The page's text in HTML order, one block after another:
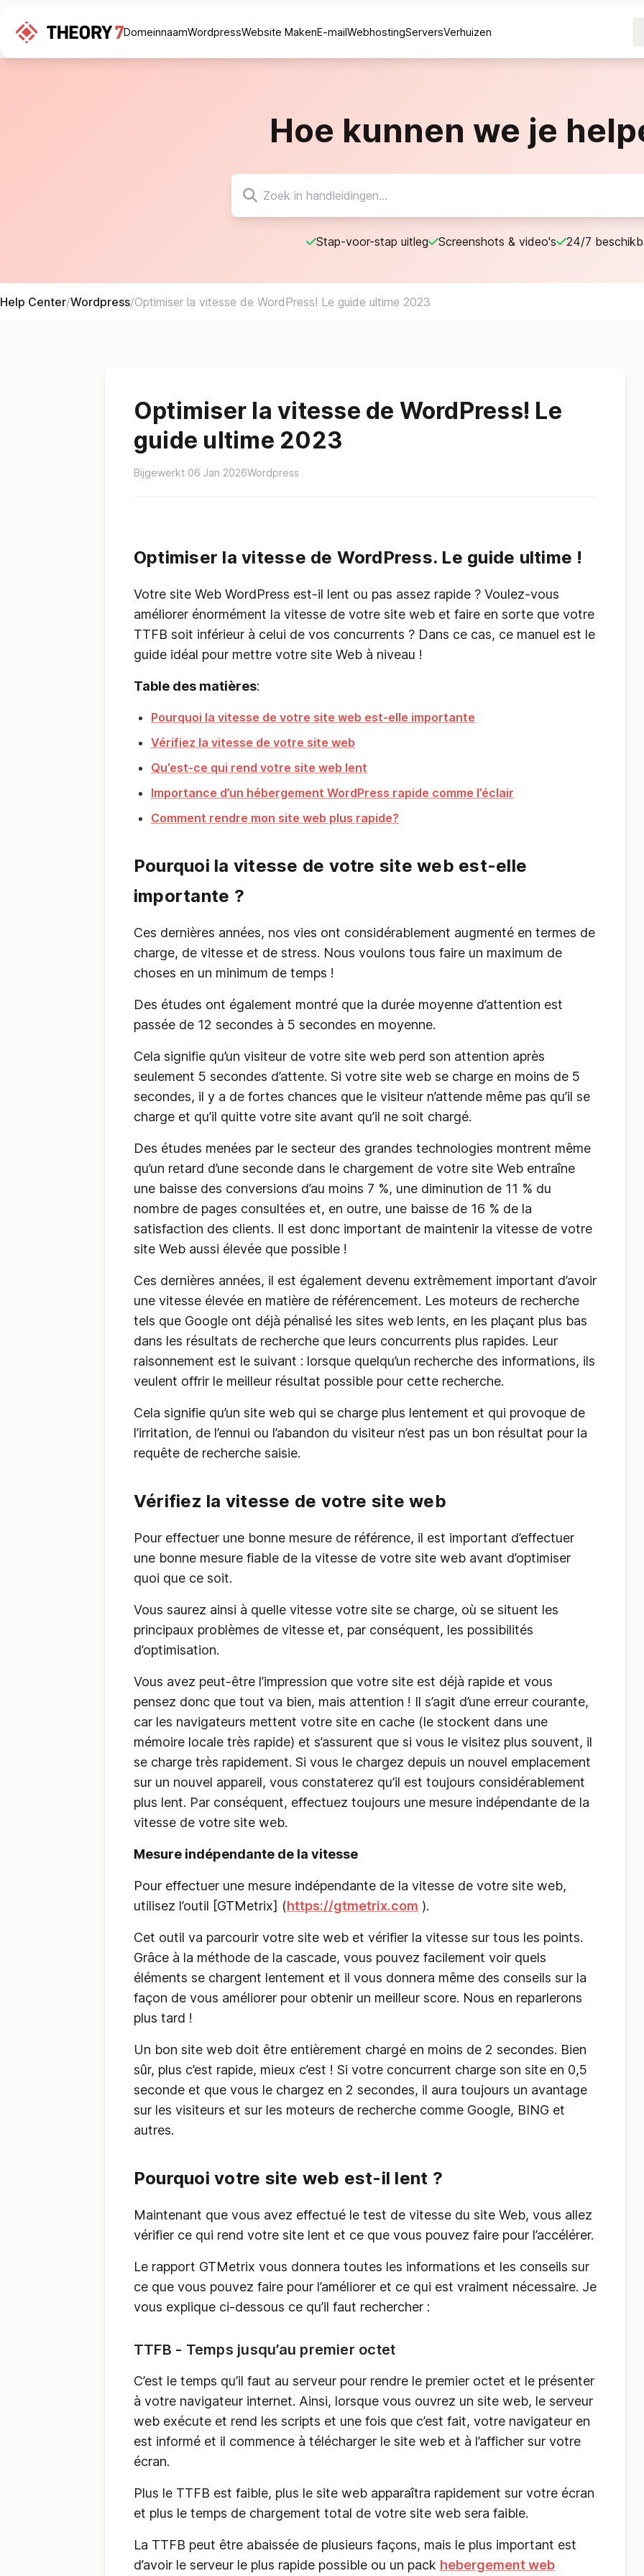
DomeinnaamWordpressWebsite MakenE-mailWebhostingServersVerhuizen
Hoe kunnen we je
Stap-voor-stap uitleg Screenshots & video's 24/7
Help Center/Wordpress/Optimiser la vitesse de WordPress! Le guide ultime 2023
Optimiser la vitesse de WordPress! Le
guide ultime 2023
Bijgewerkt 06 Jan 2026Wordpress
Optimiser la vitesse de WordPress. Le guide ultime !
Votre site Web WordPress est-il lent ou pas assez rapide ? Voulez-vous
améliorer énormément la vitesse de votre site web et faire en sorte que votre
TTFB soit inférieur à celui de vos concurrents ? Dans ce cas, ce manuel est le
guide idéal pour mettre votre site Web à niveau !
Table des matières:
Pourquoi la vitesse de votre site web est-elle importante
Vérifiez la vitesse de votre site web
Qu’est-ce qui rend votre site web lent
Importance d’un hébergement WordPress rapide comme l’éclair
Comment rendre mon site web plus rapide?
Pourquoi la vitesse de votre site web est-elle
importante ?
Ces dernières années, nos vies ont considérablement augmenté en termes de
charge, de vitesse et de stress. Nous voulons tous faire un maximum de
choses en un minimum de temps !
Des études ont également montré que la durée moyenne d’attention est
passée de 12 secondes à 5 secondes en moyenne.
Cela signifie qu’un visiteur de votre site web perd son attention après
seulement 5 secondes d’attente. Si votre site web se charge en moins de 5
secondes, il y a de fortes chances que le visiteur n’attende même pas qu’il se
charge et qu’il quitte votre site avant qu’il ne soit chargé.
Des études menées par le secteur des grandes technologies montrent même
qu’un retard d’une seconde dans le chargement de votre site Web entraîne
une baisse des conversions d’au moins 7 %, une diminution de 11 % du
nombre de pages consultées et, en outre, une baisse de 16 % de la
satisfaction des clients. Il est donc important de maintenir la vitesse de votre
site Web aussi élevée que possible !
Ces dernières années, il est également devenu extrêmement important d’avoir
une vitesse élevée en matière de référencement. Les moteurs de recherche
tels que Google ont déjà pénalisé les sites web lents, en les plaçant plus bas
dans les résultats de recherche que leurs concurrents plus rapides. Leur
raisonnement est le suivant : lorsque quelqu’un recherche des informations, ils
veulent offrir le meilleur résultat possible pour cette recherche.
Cela signifie qu’un site web qui se charge plus lentement et qui provoque de
l’irritation, de l’ennui ou l’abandon du visiteur n’est pas un bon résultat pour la
requête de recherche saisie.
Vérifiez la vitesse de votre site web
Pour effectuer une bonne mesure de référence, il est important d’effectuer
une bonne mesure fiable de la vitesse de votre site web avant d’optimiser
quoi que ce soit.
Vous saurez ainsi à quelle vitesse votre site se charge, où se situent les
principaux problèmes de vitesse et, par conséquent, les possibilités
d’optimisation.
Vous avez peut-être l’impression que votre site est déjà rapide et vous
pensez donc que tout va bien, mais attention ! Il s’agit d’une erreur courante,
car les navigateurs mettent votre site en cache (le stockent dans une
mémoire locale très rapide) et s’assurent que si vous le visitez plus souvent, il
se charge très rapidement. Si vous le chargez depuis un nouvel emplacement
sur un nouvel appareil, vous constaterez qu’il est toujours considérablement
plus lent. Par conséquent, effectuez toujours une mesure indépendante de la
vitesse de votre site web.
Mesure indépendante de la vitesse
Pour effectuer une mesure indépendante de la vitesse de votre site web,
utilisez l’outil [GTMetrix] (https://gtmetrix.com ).
Cet outil va parcourir votre site web et vérifier la vitesse sur tous les points.
Grâce à la méthode de la cascade, vous pouvez facilement voir quels
éléments se chargent lentement et il vous donnera même des conseils sur la
façon de vous améliorer pour obtenir un meilleur score. Nous en reparlerons
plus tard !
Un bon site web doit être entièrement chargé en moins de 2 secondes. Bien
sûr, plus c’est rapide, mieux c’est ! Si votre concurrent charge son site en 0,5
seconde et que vous le chargez en 2 secondes, il aura toujours un avantage
sur les visiteurs et sur les moteurs de recherche comme Google, BING et
autres.
Pourquoi votre site web est-il lent ?
Maintenant que vous avez effectué le test de vitesse du site Web, vous allez
vérifier ce qui rend votre site lent et ce que vous pouvez faire pour l’accélérer.
Le rapport GTMetrix vous donnera toutes les informations et les conseils sur
ce que vous pouvez faire pour l’améliorer et ce qui est vraiment nécessaire. Je
vous explique ci-dessous ce qu’il faut rechercher :
TTFB - Temps jusqu’au premier octet
C’est le temps qu’il faut au serveur pour rendre le premier octet et le présenter
à votre navigateur internet. Ainsi, lorsque vous ouvrez un site web, le serveur
web exécute et rend les scripts et une fois que c’est fait, votre navigateur en
est informé et il commence à télécharger le site web et à l’afficher sur votre
écran.
Plus le TTFB est faible, plus le site web apparaîtra rapidement sur votre écran
et plus le temps de chargement total de votre site web sera faible.
La TTFB peut être abaissée de plusieurs façons, mais le plus important est
d’avoir le serveur le plus rapide possible ou un pack hebergement web